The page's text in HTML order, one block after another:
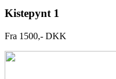
Kistepynt 1
Fra 1500,- DKK